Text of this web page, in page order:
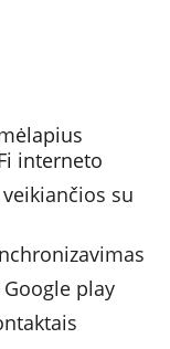
interneto
su
play